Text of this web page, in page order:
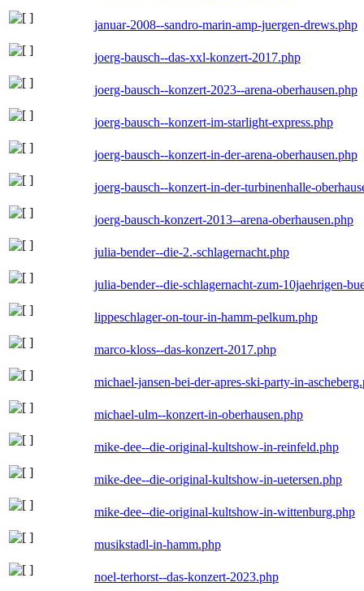
januar-2008--sandro-marin-amp-juergen-drews.php
joerg-bausch--das-xxl-konzert-2017.php
joerg-bausch--konzert-2023--arena-oberhausen.php
joerg-bausch--konzert-im-starlight-express.php
joerg-bausch--konzert-in-der-arena-oberhausen.php
joerg-bausch--konzert-in-der-turbinenhalle-
joerg-bausch-konzert-2013--arena-oberhausen.php
julia-bender--die-2.-schlagernacht.php
julia-bender--die-schlagernacht-zum-10jaehrigen-
lippeschlager-on-tour-in-hamm-pelkum.php
marco-kloss--das-konzert-2017.php
michael-jansen-bei-der-apres-ski-party-in-
michael-ulm--konzert-in-oberhausen.php
mike-dee--die-original-kultshow-in-reinfeld.php
mike-dee--die-original-kultshow-in-uetersen.php
mike-dee--die-original-kultshow-in-wittenburg.php
musikstadl-in-hamm.php
noel-terhorst--das-konzert-2023.php